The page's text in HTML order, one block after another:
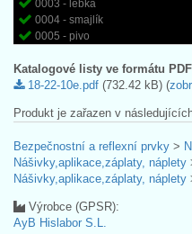
0003 - lebka
0004 - smajlík
0005 - pivo
Katalogové listy ve formátu
18-22-10e.pdf (732.42 kB) (
Produkt je zařazen v
Bezpečnostní a reflexní prvky >
Nášivky,aplikace,záplaty, náplety
Nášivky,aplikace,záplaty, náplety
Výrobce (GPSR):
AyB Hislabor S.L.